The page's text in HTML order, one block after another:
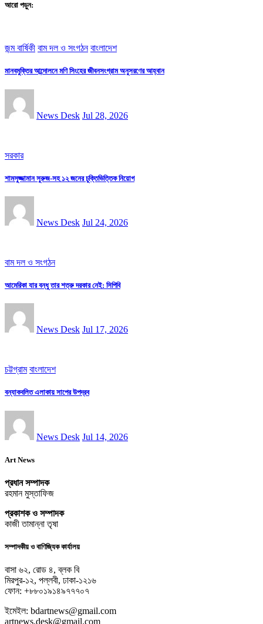
আরো পড়ুন:
জন্ম বার্ষিকী বাম দল ও সংগঠন বাংলাদেশ
মানবমুক্তির আন্দোলনে মণি সিংহের জীবনসংগ্রাম অনুসরণের আহ্বান
News Desk Jul 28, 2026
সরকার
শামসুজ্জামান সুরুজ-সহ ১২ জনের চুক্তিভিত্তিক নিয়োগ
News Desk Jul 24, 2026
বাম দল ও সংগঠন
আমেরিকা যার বন্ধু তার শত্রু দরকার নেই: সিপিবি
News Desk Jul 17, 2026
চট্টগ্রাম বাংলাদেশ
বন্যাকবলিত এলাকায় সাপের উপদ্রব
News Desk Jul 14, 2026
Art News
প্রধান সম্পাদক
রহমান মুস্তাফিজ
প্রকাশক ও সম্পাদক
কাজী তামান্না তৃষা
সম্পাদকীয় ও বাণিজ্যিক কার্যালয়
বাসা ৬২, রোড ৪, ব্লক বি
মিরপুর-১২, পল্লবী, ঢাকা-১২১৬
ফোন: +৮৮০১৯১৪৯৭৭৭০৭
ইমেইল: bdartnews@gmail.com
artnews.desk@gmail.com